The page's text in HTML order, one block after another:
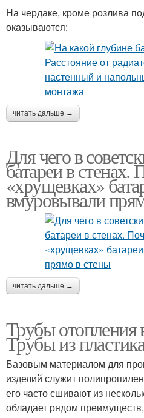
На чердаке, кроме розлива
оказываются:
читать дальше →
Для чего в
батареи в
«хрущевках»
вмуровывали
читать дальше →
Трубы отопления
Трубы из
Базовым материалом для
изделий служит
его часто сшивают из
обладает рядом